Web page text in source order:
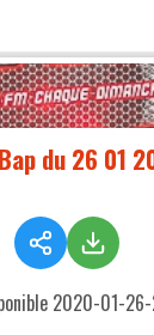
du 26 01
2020-01-